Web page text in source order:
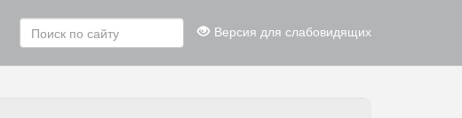
Версия для слабовидящих